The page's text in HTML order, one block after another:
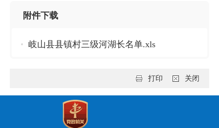
附件下载
岐山县县镇村三级河湖长名单.xls
关闭
打印